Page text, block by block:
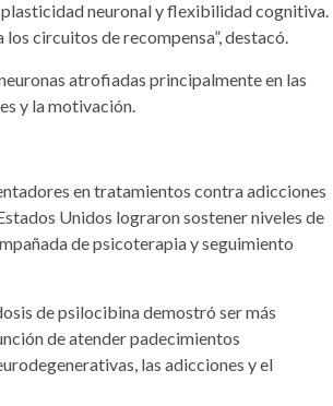
neuronal y flexibilidad cognitiva.
circuitos de recompensa”, destacó.
atrofiadas principalmente en las
y la motivación.
en tratamientos contra adicciones
Unidos lograron sostener niveles de
de psicoterapia y seguimiento
de psilocibina demostró ser más
de atender padecimientos
las adicciones y el